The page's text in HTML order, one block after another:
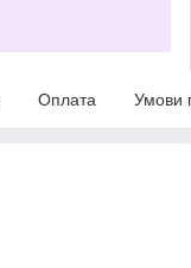
Оплата Умови